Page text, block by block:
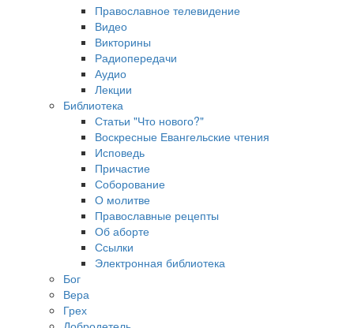
Православное телевидение
Видео
Викторины
Радиопередачи
Аудио
Лекции
Библиотека
Статьи "Что нового?"
Воскресные Евангельские чтения
Исповедь
Причастие
Соборование
О молитве
Православные рецепты
Об аборте
Ссылки
Электронная библиотека
Бог
Вера
Грех